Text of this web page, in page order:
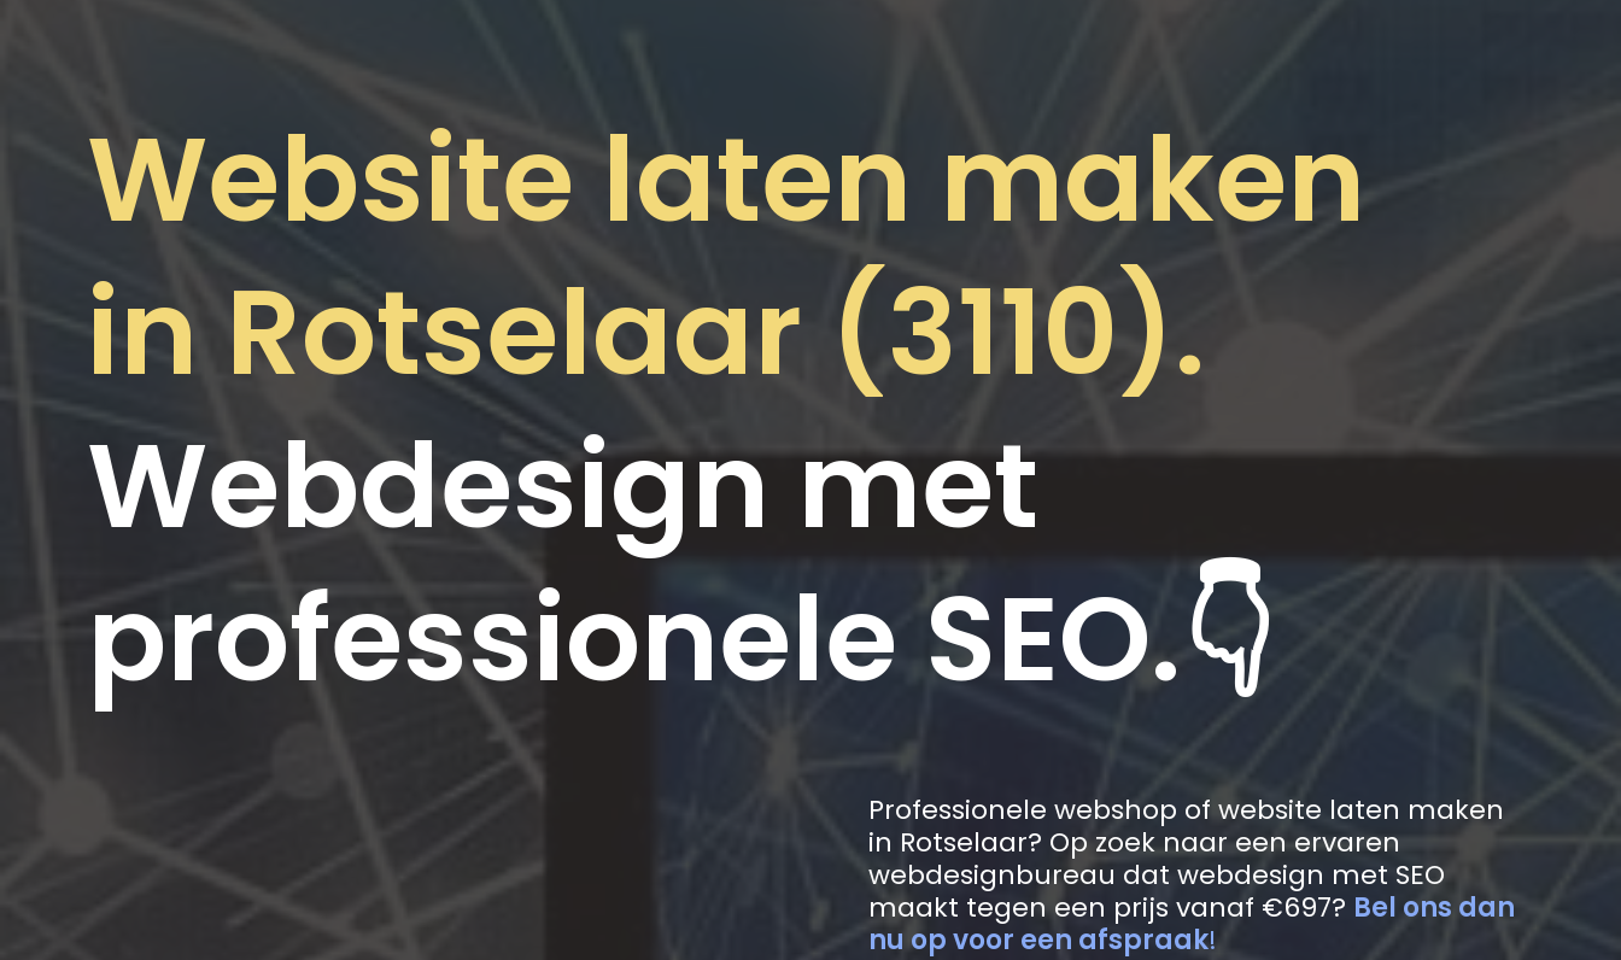
Website laten maken
in Rotselaar (3110).
Webdesign met
professionele SEO.👇
Professionele webshop of website laten maken
in Rotselaar? Op zoek naar een ervaren
webdesignbureau dat webdesign met SEO
maakt tegen een prijs vanaf €697? Bel ons dan
nu op voor een afspraak!